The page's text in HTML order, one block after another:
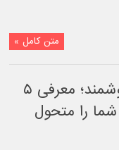
متن کامل »
از جاروبرقی تا حیوان خانگی هوشمند؛ معرفی ۵
را متحول